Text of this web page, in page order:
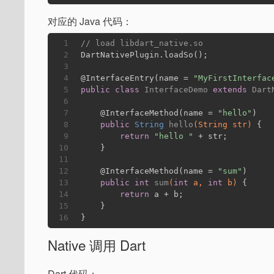
对应的 Java 代码：
1
2
3
4
5
6
7
8
9
10
11
12
13
14
15
16
// load libdart_native.so
DartNativePlugin.loadSo();
@InterfaceEntry (name =
public
class InterfaceDemo extends
@InterfaceMethod (name = "hello" )
public String hello (String str)
{
return
"hello "
+ str;
    }
@InterfaceMethod (name = "sum" )
public
int sum ( int a, int b)
{
return a + b;
    }
}
Native 调用 Dart